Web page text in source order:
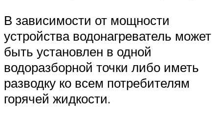
В зависимости от мощности
устройства водонагреватель может
быть установлен в одной
водоразборной точки либо иметь
разводку ко всем потребителям
горячей жидкости.